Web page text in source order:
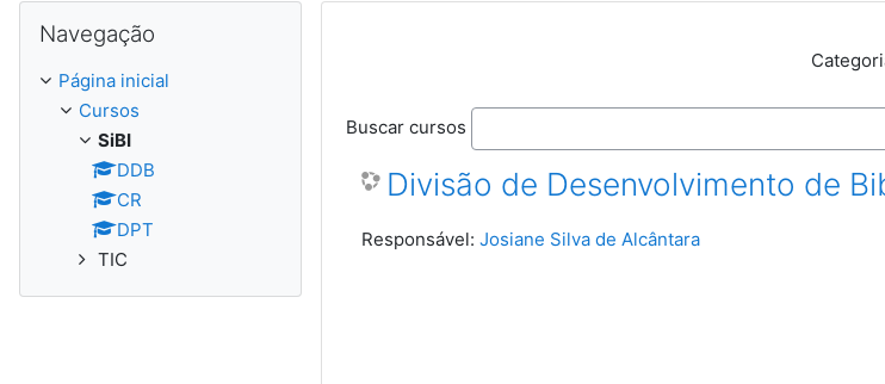
Buscar cursos
Divisão de Desenvolvimento de
Responsável: Josiane Silva de Alcântara
Navegação
Página inicial
Cursos
SiBI
DDB
CR
DPT
TIC